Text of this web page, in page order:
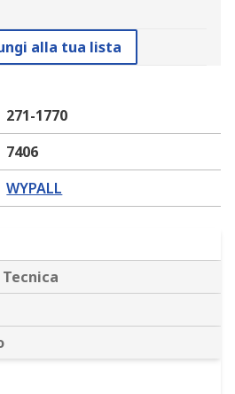
alla tua lista
271-1770
7406
WYPALL